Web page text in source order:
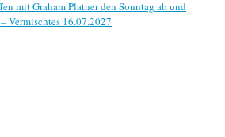
mit Graham Platner den Sonntag ab und
Vermischtes 16.07.2027